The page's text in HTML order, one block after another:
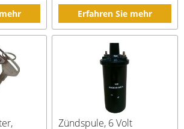
Erfahren Sie mehr
Zündspule, 6 Volt